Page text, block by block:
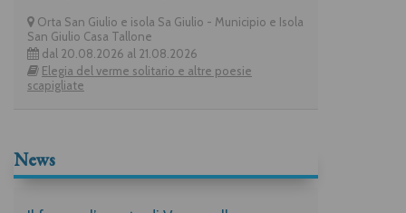
Orta San Giulio e isola Sa Giulio - Municipio e Isola
San Giulio Casa Tallone
dal 20.08.2026 al 21.08.2026
Elegia del verme solitario e altre poesie
scapigliate
News